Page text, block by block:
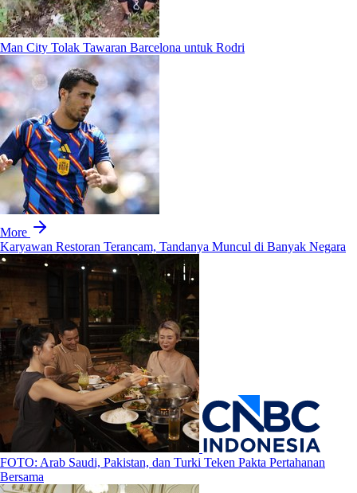
Man City Tolak Tawaran Barcelona untuk Rodri
More
Karyawan Restoran Terancam, Tandanya Muncul di Banyak Negara
FOTO: Arab Saudi, Pakistan, dan Turki Teken Pakta Pertahanan
Bersama